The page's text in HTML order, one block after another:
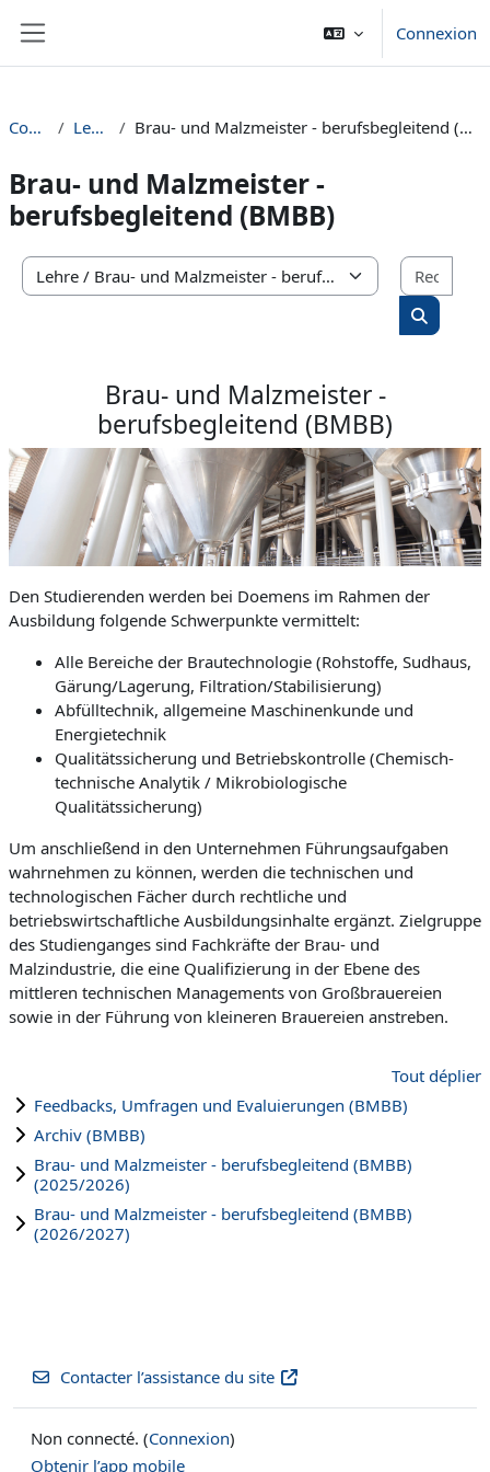
Connexion
Cours Lehre Brau- und Malzmeister - berufsbegleitend (BMBB)
Brau- und Malzmeister -
berufsbegleitend (BMBB)
Catégories de cours
Brau- und Malzmeister -
berufsbegleitend (BMBB)
Den Studierenden werden bei Doemens im Rahmen der
Ausbildung folgende Schwerpunkte vermittelt:
Alle Bereiche der Brautechnologie (Rohstoffe, Sudhaus,
Gärung/Lagerung, Filtration/Stabilisierung)
Abfülltechnik, allgemeine Maschinenkunde und
Energietechnik
Qualitätssicherung und Betriebskontrolle (Chemisch-
technische Analytik / Mikrobiologische
Qualitätssicherung)
Um anschließend in den Unternehmen Führungsaufgaben
wahrnehmen zu können, werden die technischen und
technologischen Fächer durch rechtliche und
betriebswirtschaftliche Ausbildungsinhalte ergänzt. Zielgruppe
des Studienganges sind Fachkräfte der Brau- und
Malzindustrie, die eine Qualifizierung in der Ebene des
mittleren technischen Managements von Großbrauereien
sowie in der Führung von kleineren Brauereien anstreben.
Tout déplier
Feedbacks, Umfragen und Evaluierungen (BMBB)
Archiv (BMBB)
Brau- und Malzmeister - berufsbegleitend (BMBB)
(2025/2026)
Brau- und Malzmeister - berufsbegleitend (BMBB)
(2026/2027)
Contacter l’assistance du site
Non connecté. (Connexion)
Obtenir l’app mobile